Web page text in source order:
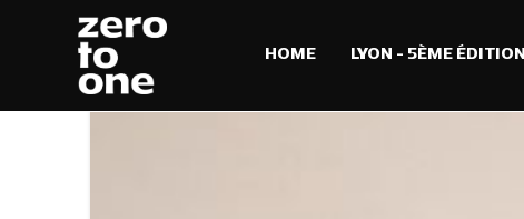
HOME LYON – 5ÈME ÉDITION